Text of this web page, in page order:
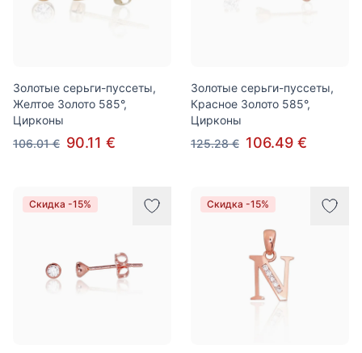
Золотые серьги-пуссеты,
Желтое Золото 585°,
Цирконы
106.01 € 90.11 €
Золотые серьги-пуссеты,
Красное Золото 585°,
Цирконы
125.28 € 106.49 €
Скидка -15% Скидка -15%